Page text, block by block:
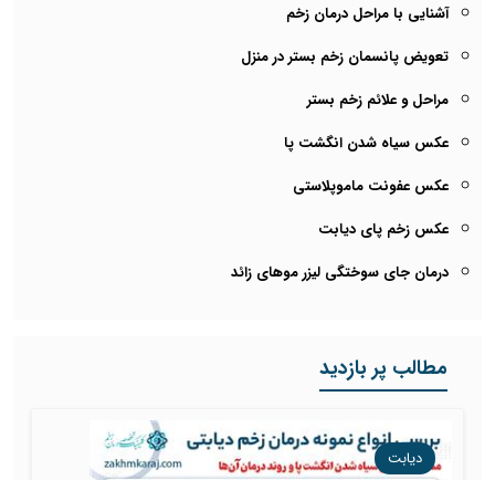
آشنایی با مراحل درمان زخم
تعویض پانسمان زخم بستر در منزل
مراحل و علائم زخم بستر
عکس سیاه شدن انگشت پا
عکس عفونت ماموپلاستی
عکس زخم پای دیابت
درمان جای سوختگی لیزر موهای زائد
مطالب پر بازدید
دیابت